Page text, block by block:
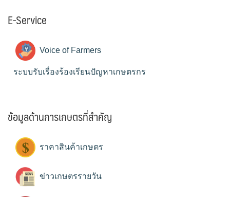
E-Service
Voice of Farmers
ระบบรับเรื่องร้องเรียนปัญหาเกษตรกร
ข้อมูลด้านการเกษตรที่สำคัญ
ราคาสินค้าเกษตร
ข่าวเกษตรรายวัน